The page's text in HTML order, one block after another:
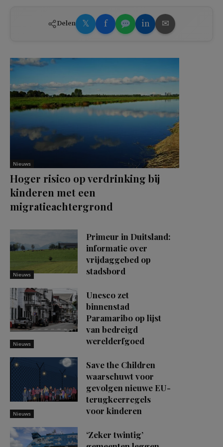
Delen 𝕏 f in ✉
Nieuws
Hoger risico op verdrinking bij
kinderen met een
migratieachtergrond
Nieuws
Primeur in Duitsland:
informatie over
vrijdaggebed op
stadsbord
Nieuws
Unesco zet
binnenstad
Paramaribo op lijst
van bedreigd
werelderfgoed
Nieuws
Save the Children
waarschuwt voor
gevolgen nieuwe EU-
terugkeerregels
voor kinderen
‘Zeker twintig’